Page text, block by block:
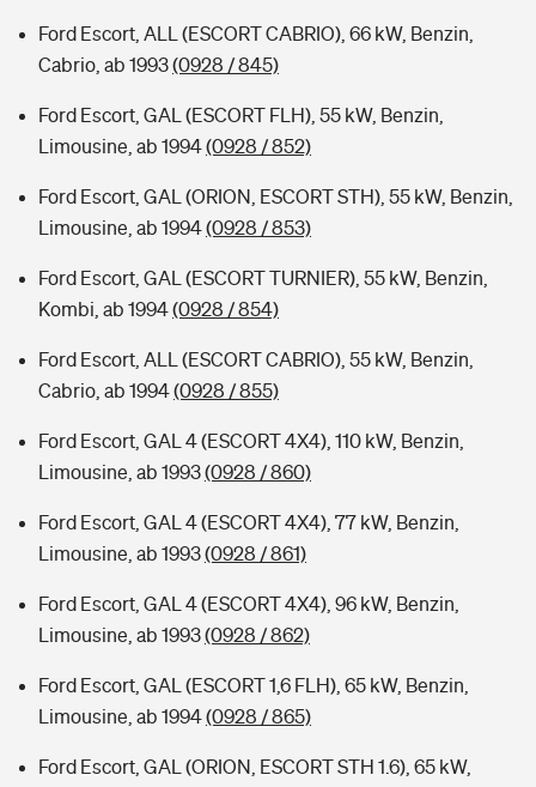
Ford Escort, ALL (ESCORT CABRIO), 66 kW, Benzin,
Cabrio, ab 1993(0928 / 845)
Ford Escort, GAL (ESCORT FLH), 55 kW, Benzin,
Limousine, ab 1994(0928 / 852)
Ford Escort, GAL (ORION, ESCORT STH), 55 kW, Benzin,
Limousine, ab 1994(0928 / 853)
Ford Escort, GAL (ESCORT TURNIER), 55 kW, Benzin,
Kombi, ab 1994(0928 / 854)
Ford Escort, ALL (ESCORT CABRIO), 55 kW, Benzin,
Cabrio, ab 1994(0928 / 855)
Ford Escort, GAL 4 (ESCORT 4X4), 110 kW, Benzin,
Limousine, ab 1993(0928 / 860)
Ford Escort, GAL 4 (ESCORT 4X4), 77 kW, Benzin,
Limousine, ab 1993(0928 / 861)
Ford Escort, GAL 4 (ESCORT 4X4), 96 kW, Benzin,
Limousine, ab 1993(0928 / 862)
Ford Escort, GAL (ESCORT 1,6 FLH), 65 kW, Benzin,
Limousine, ab 1994(0928 / 865)
Ford Escort, GAL (ORION, ESCORT STH 1.6), 65 kW,